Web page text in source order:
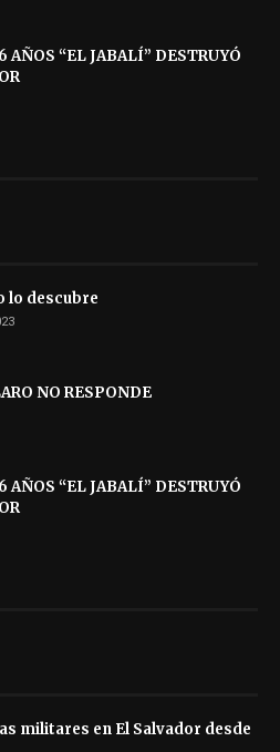
AÑOS “EL JABALÍ” DESTRUYÓ
lo descubre
NO RESPONDE
AÑOS “EL JABALÍ” DESTRUYÓ
militares en El Salvador desde